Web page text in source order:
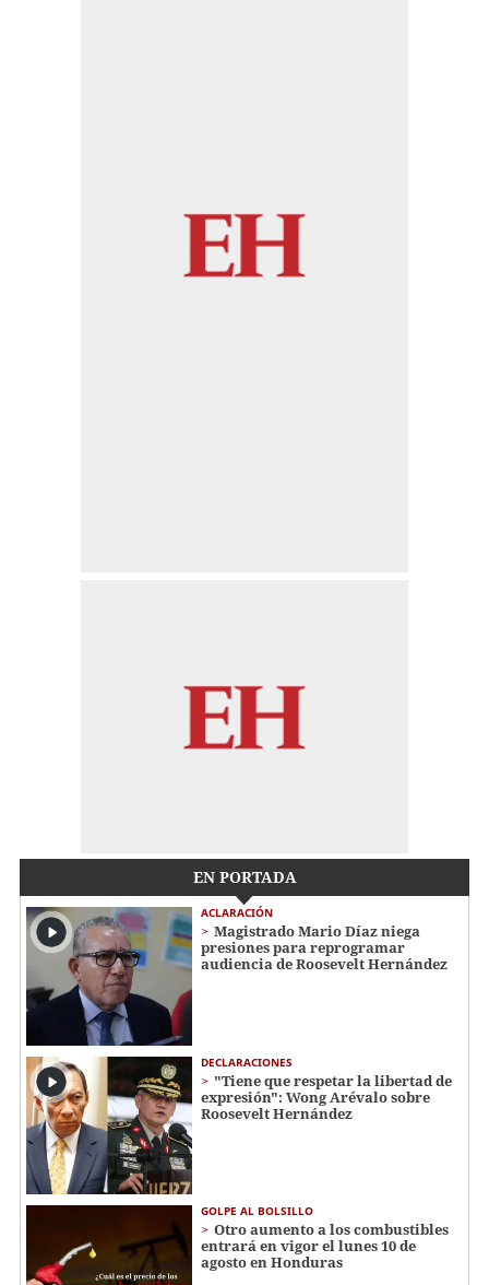
EN PORTADA
ACLARACIÓN
Magistrado Mario Díaz niega
presiones para reprogramar
audiencia de Roosevelt Hernández
DECLARACIONES
"Tiene que respetar la libertad de
expresión": Wong Arévalo sobre
Roosevelt Hernández
GOLPE AL BOLSILLO
Otro aumento a los combustibles
entrará en vigor el lunes 10 de
agosto en Honduras